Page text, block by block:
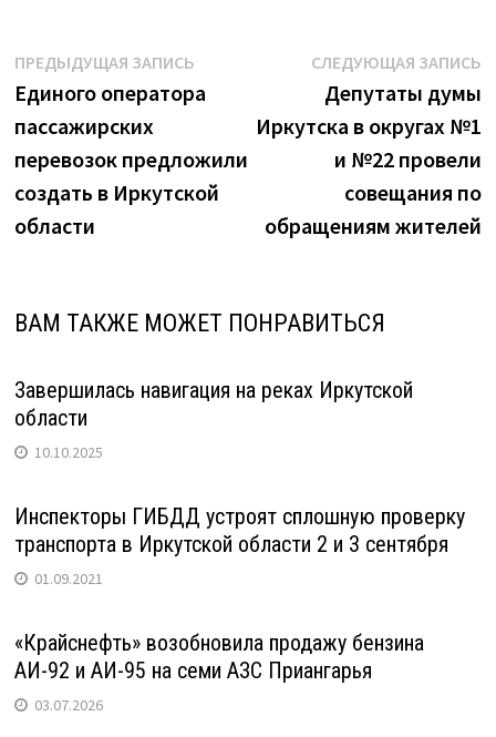
Иркутске"
Навигация
по
записям
ПРЕДЫДУЩАЯ ЗАПИСЬПредыдущая
запись:
Единого оператора
пассажирских
перевозок предложили
создать в Иркутской
области
СЛЕДУЮЩАЯ ЗАПИСЬ
Депутаты думы
Иркутска в округах №1
и №22 провели
совещания по
обращениям жителей
ВАМ ТАКЖЕ МОЖЕТ ПОНРАВИТЬСЯ
Завершилась навигация на реках Иркутской
области
10.10.2025
Инспекторы ГИБДД устроят сплошную проверку
транспорта в Иркутской области 2 и 3 сентября
01.09.2021
«Крайснефть» возобновила продажу бензина
АИ-92 и АИ-95 на семи АЗС Приангарья
03.07.2026